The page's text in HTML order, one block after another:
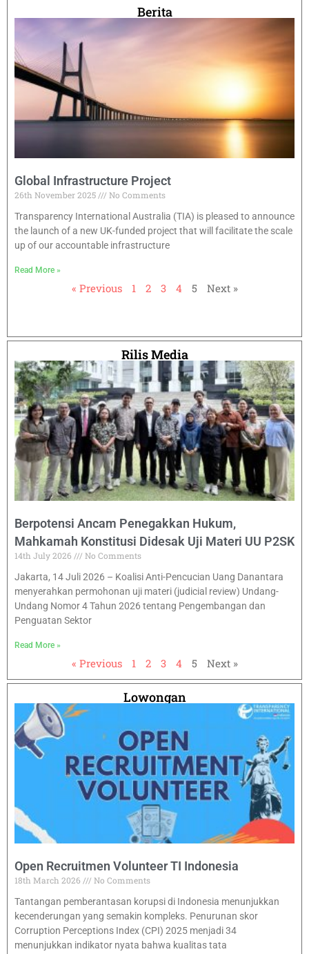
Berita
Global Infrastructure Project
26th November 2025
No Comments
Transparency International Australia (TIA) is pleased to announce
the launch of a new UK-funded project that will facilitate the scale
up of our accountable infrastructure
Read More »
« Previous 1 2 3 4 5 Next »
Rilis Media
Berpotensi Ancam Penegakkan Hukum,
Mahkamah Konstitusi Didesak Uji Materi UU P2SK
14th July 2026
No Comments
Jakarta, 14 Juli 2026 – Koalisi Anti-Pencucian Uang Danantara
menyerahkan permohonan uji materi (judicial review) Undang-
Undang Nomor 4 Tahun 2026 tentang Pengembangan dan
Penguatan Sektor
Read More »
« Previous 1 2 3 4 5 Next »
Lowongan
Open Recruitmen Volunteer TI Indonesia
18th March 2026
No Comments
Tantangan pemberantasan korupsi di Indonesia menunjukkan
kecenderungan yang semakin kompleks. Penurunan skor
Corruption Perceptions Index (CPI) 2025 menjadi 34
menunjukkan indikator nyata bahwa kualitas tata